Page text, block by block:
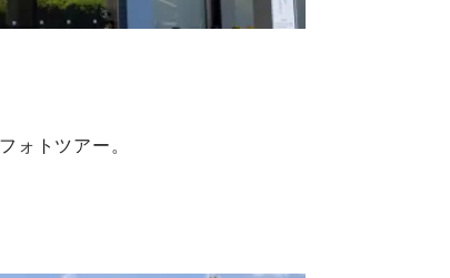
ォトツアー。